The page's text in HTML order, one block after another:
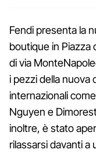
Fendi presenta la
boutique in Piazza
di via
i pezzi della nuova
internazionali
Nguyen e
inoltre, è stato
rilassarsi davanti a